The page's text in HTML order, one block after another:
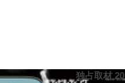
独占取材